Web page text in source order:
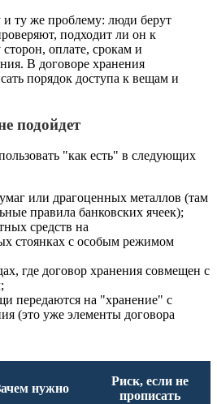
ту же проблему: люди берут
подходит ли он к
оплате, срокам и
В договоре хранения
порядок доступа к вещам и
подойдет
"как есть" в следующих
или драгоценных металлов (там
правила банковских ячеек);
средств на
стоянках с особым режимом
где договор хранения совмещен с
передаются на "хранение" с
(это уже элементы договора
нужно
Риск, если не
прописать